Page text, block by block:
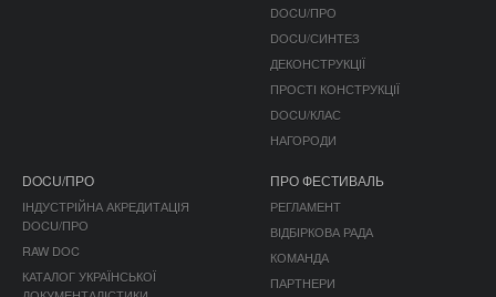
DOCU/ПРО
DOCU/СИНТЕЗ
ДЕКОНСТРУКЦІЇ
ПРОСТІ КОНСТРУКЦІЇ
DOCU/КЛАС
НАГОРОДИ
DOCU/ПРО
ІНДУСТРІЙНА АКРЕДИТАЦІЯ
DOCU/ПРО
RAW DOC
КАТАЛОГ УКРАЇНСЬКОЇ
ПРО ФЕСТИВАЛЬ
РЕГЛАМЕНТ
ВІДБІРКОВА РАДА
КОМАНДА
ПАРТНЕРИ